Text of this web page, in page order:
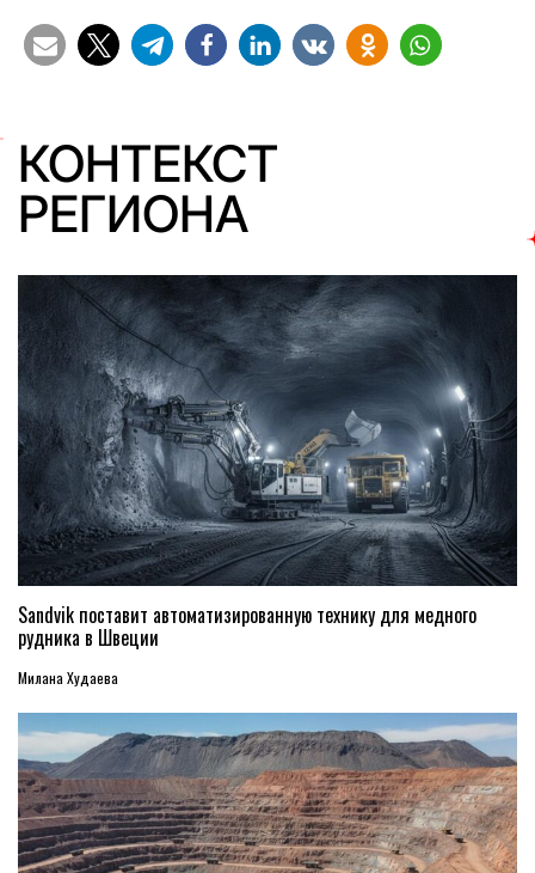
КОНТЕКСТ
РЕГИОНА
Sandvik поставит автоматизированную технику для медного
рудника в Швеции
Милана Худаева